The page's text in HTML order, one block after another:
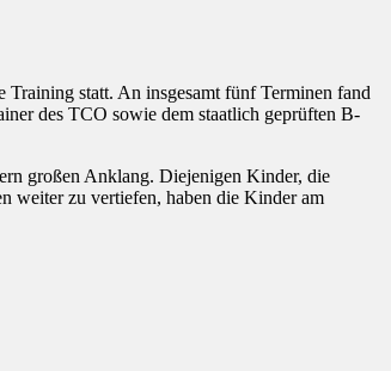
statt. An insgesamt fünf Terminen fand
des TCO sowie dem staatlich geprüften B-
großen Anklang. Diejenigen Kinder, die
weiter zu vertiefen, haben die Kinder am